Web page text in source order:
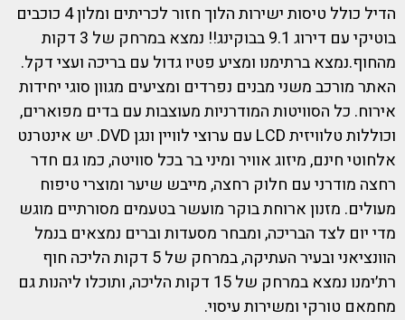
הדיל כולל טיסות ישירות הלוך חזור לכריתים ומלון 4 כוכבים
בוטיקי עם דירוג 9.1 בבוקינג!! נמצא במרחק של 3 דקות
מהחוף.נמצא ברתימנו ומציע פטיו גדול עם בריכה ועצי דקל.
האתר מורכב משני מבנים נפרדים ומציעים מגוון סוגי יחידות
אירוח. כל הסוויטות המודרניות מעוצבות עם בדים מפוארים,
וכוללות טלוויזית LCD עם ערוצי לוויין ונגן DVD. יש אינטרנט
אלחוטי חינם, מיזוג אוויר ומיני בר בכל סוויטה, כמו גם חדר
רחצה מודרני עם חלוק רחצה, מייבש שיער ומוצרי טיפוח
מעולים. מזנון ארוחת בוקר מועשר בטעמים מסורתיים מוגש
מדי יום לצד הבריכה, ומבחר מסעדות וברים נמצאים בנמל
הוונציאני ובעיר העתיקה, במרחק של 5 דקות הליכה חוף
רת׳ימנו נמצא במרחק של 15 דקות הליכה, ותוכלו ליהנות גם
מחמאם טורקי ומשירות עיסוי.